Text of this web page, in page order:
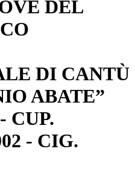
DEL
DI CANTÙ
ABATE”
CUP.
- CIG.